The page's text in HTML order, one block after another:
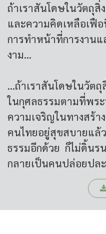
ถ้าเราสันโดษในวัตถุ
และความคิดเหลือเฟื
การทำหน้าที่การงานแ
งาม...
...ถ้าเราสันโดษในวัต
ในกุศลธรรมตามที่พ
ความเจริญในทางสร้
คนไทยอยู่สุขสบายแล้
ธรรมอีกด้วย ก็ไม่ดิ้นร
กลายเป็นคนปล่อยปละ